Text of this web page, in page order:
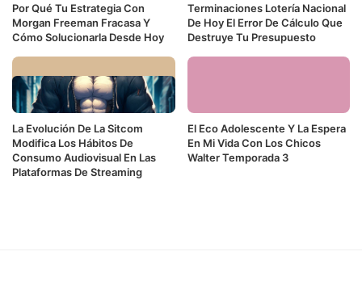
Por Qué Tu Estrategia Con
Morgan Freeman Fracasa Y
Cómo Solucionarla Desde Hoy
Terminaciones Lotería Nacional
De Hoy El Error De Cálculo Que
Destruye Tu Presupuesto
La Evolución De La Sitcom
Modifica Los Hábitos De
Consumo Audiovisual En Las
Plataformas De Streaming
El Eco Adolescente Y La Espera
En Mi Vida Con Los Chicos
Walter Temporada 3